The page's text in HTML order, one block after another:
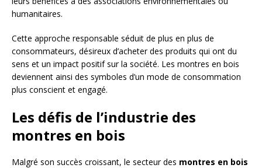
humanitaires.
Cette approche responsable séduit de plus en plus de
consommateurs, désireux d’acheter des produits qui ont du
sens et un impact positif sur la société. Les montres en bois
deviennent ainsi des symboles d’un mode de consommation
plus conscient et engagé.
Les défis de l’industrie des
montres en bois
Malgré son succès croissant, le secteur des montres en bois